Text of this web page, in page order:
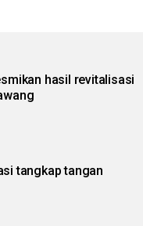
hasil revitalisasi
tangkap tangan